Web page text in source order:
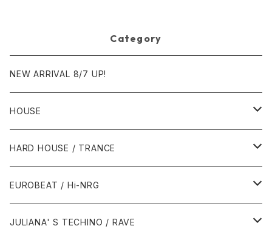
Category
NEW ARRIVAL 8/7 UP!
HOUSE
1980年代
1987年・以前
1988年
1990年代
1990年
2000年代
HARD HOUSE / TRANCE
1990年代
1994年・以前
2000年代
EUROBEAT / Hi-NRG
1980年代
JULIANA' S TECHINO / RAVE